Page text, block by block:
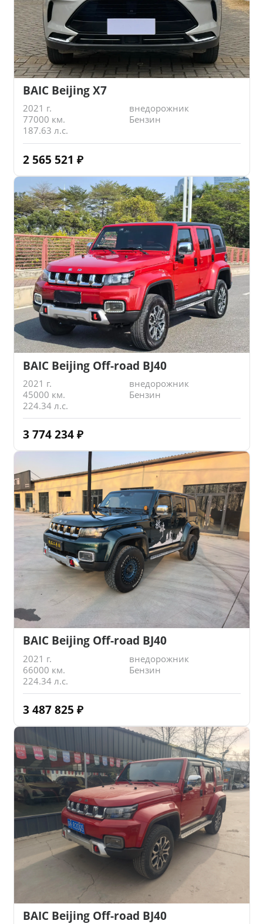
BAIC Beijing X7
2021 г.
внедорожник
77000 км.
Бензин
187.63 л.с.
2 565 521 ₽
BAIC Beijing Off-road BJ40
2021 г.
внедорожник
45000 км.
Бензин
224.34 л.с.
3 774 234 ₽
BAIC Beijing Off-road BJ40
2021 г.
внедорожник
66000 км.
Бензин
224.34 л.с.
3 487 825 ₽
BAIC Beijing Off-road BJ40